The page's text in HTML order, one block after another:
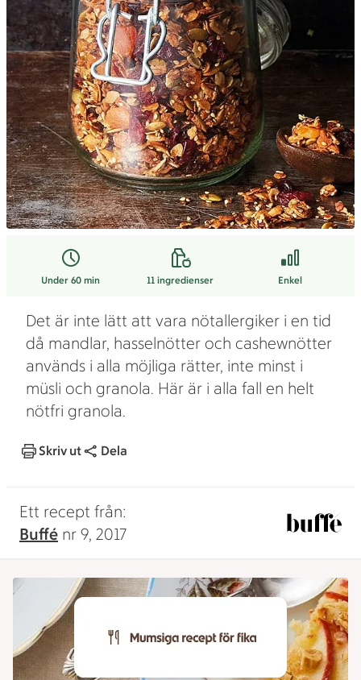
Under 60 min 11ingredienser Enkel
Det är inte lätt att vara nötallergiker i en tid
då mandlar, hasselnötter och cashewnötter
används i alla möjliga rätter, inte minst i
müsli och granola. Här är i alla fall en helt
nötfri granola.
Skriv ut Dela
Ett recept från:
Buffé nr 9, 2017